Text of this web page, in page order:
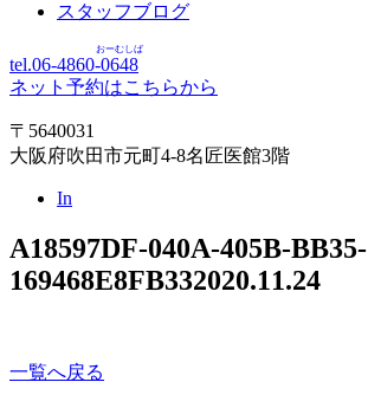
スタッフブログ
tel.06-4860-0648
おーむしば
ネット予約はこちらから
〒5640031
大阪府吹田市元町4-8名匠医館3階
In
A18597DF-040A-405B-BB35-
169468E8FB332020.11.24
一覧へ戻る